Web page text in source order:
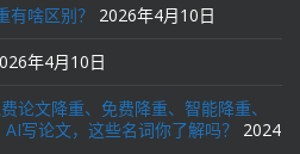
有啥区别？ 2026年4月10日
年4月10日
论文降重、免费降重、智能降重、
写论文，这些名词你了解吗？
2024